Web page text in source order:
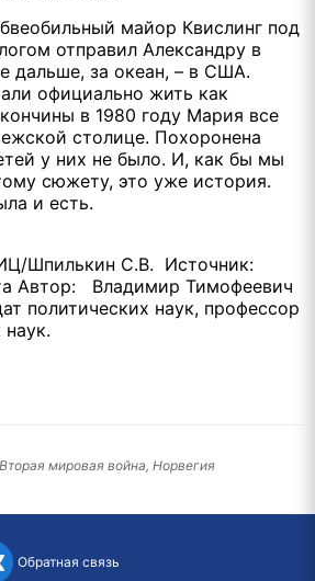
майор Квислинг под
отправил Александру в
дальше, за океан, – в США.
официально жить как
в 1980 году Мария все
столице. Похоронена
у них не было. И, как бы мы
сюжету, это уже история.
и есть.
Шпилькин С.В. Источник:
Автор: Владимир Тимофеевич
политических наук, профессор
мировая война, Норвегия
Обратная связь